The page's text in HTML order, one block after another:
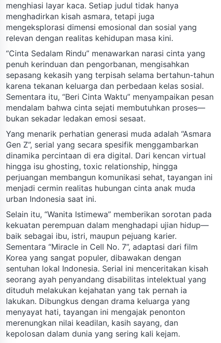
menghiasi layar kaca. Setiap judul tidak hanya
menghadirkan kisah asmara, tetapi juga
mengeksplorasi dimensi emosional dan sosial yang
relevan dengan realitas kehidupan masa kini.
“Cinta Sedalam Rindu” menawarkan narasi cinta yang
penuh kerinduan dan pengorbanan, mengisahkan
sepasang kekasih yang terpisah selama bertahun-tahun
karena tekanan keluarga dan perbedaan kelas sosial.
Sementara itu, “Beri Cinta Waktu” menyampaikan pesan
mendalam bahwa cinta sejati membutuhkan proses—
bukan sekadar ledakan emosi sesaat.
Yang menarik perhatian generasi muda adalah “Asmara
Gen Z”, serial yang secara spesifik menggambarkan
dinamika percintaan di era digital. Dari kencan virtual
hingga isu ghosting, toxic relationship, hingga
perjuangan membangun komunikasi sehat, tayangan ini
menjadi cermin realitas hubungan cinta anak muda
urban Indonesia saat ini.
Selain itu, “Wanita Istimewa” memberikan sorotan pada
kekuatan perempuan dalam menghadapi ujian hidup—
baik sebagai ibu, istri, maupun pejuang karier.
Sementara “Miracle in Cell No. 7”, adaptasi dari film
Korea yang sangat populer, dibawakan dengan
sentuhan lokal Indonesia. Serial ini menceritakan kisah
seorang ayah penyandang disabilitas intelektual yang
dituduh melakukan kejahatan yang tak pernah ia
lakukan. Dibungkus dengan drama keluarga yang
menyayat hati, tayangan ini mengajak penonton
merenungkan nilai keadilan, kasih sayang, dan
kepolosan dalam dunia yang sering kali kejam.